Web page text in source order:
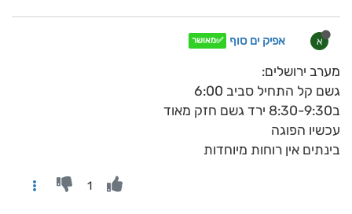
א אפיק ים סוף ✅מאושר
מערב ירושלים:
גשם קל התחיל סביב 6:00
ב8:30-9:30 ירד גשם חזק מאוד
עכשיו הפוגה
בינתים אין רוחות מיוחדות
1